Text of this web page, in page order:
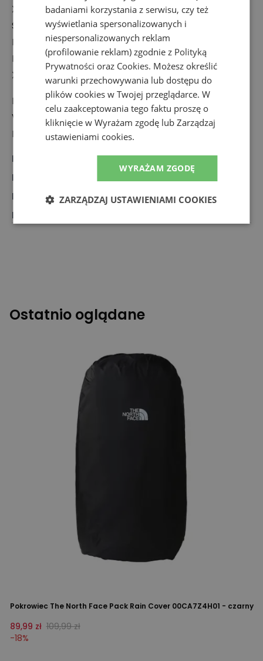
XS: 78 cm x 61 cm
S: 87 cm x 72 cm
M: 100 cm x 75 cm
L: 120 cm x 101 cm
XL: 133 cm x 92 cm
Podmiot odpowiedzialny:
VF Europe B.V.
Link 1, Posthofbrug 2-4, 2600 Antwerpen, Belgia
Marka
The North Face
Rodzaj
Dla kogo Dla niego, Dla niej
Kolor
Ostatnio oglądane
Pokrowiec The North Face Pack Rain Cover 00CA7Z4H01 - czarny
89,99 zł 109,99 zł
-18%
badaniami korzystania z serwisu, czy też
wyświetlania spersonalizowanych i
niespersonalizowanych reklam
(profilowanie reklam) zgodnie z Polityką
Prywatności oraz Cookies. Możesz określić
warunki przechowywania lub dostępu do
plików cookies w Twojej przeglądarce. W
celu zaakceptowania tego faktu proszę o
kliknięcie w Wyrażam zgodę lub Zarządzaj
ustawieniami cookies.
WYRAŻAM ZGODĘ
ZARZĄDZAJ USTAWIENIAMI COOKIES